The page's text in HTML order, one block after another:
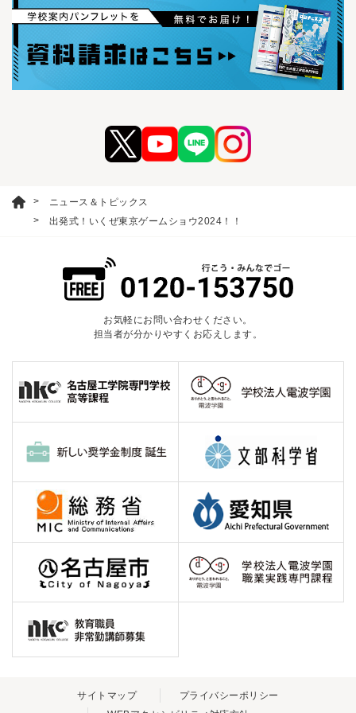
ニュース＆トピックス
出発式！いくぜ東京ゲームショウ2024！！
お気軽にお問い合わせください。
担当者が分かりやすくお応えします。
サイトマップ
プライバシーポリシー